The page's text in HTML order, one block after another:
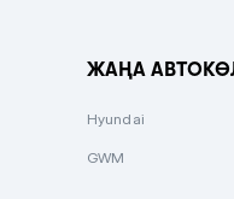
ЖАҢА
Hyundai
GWM